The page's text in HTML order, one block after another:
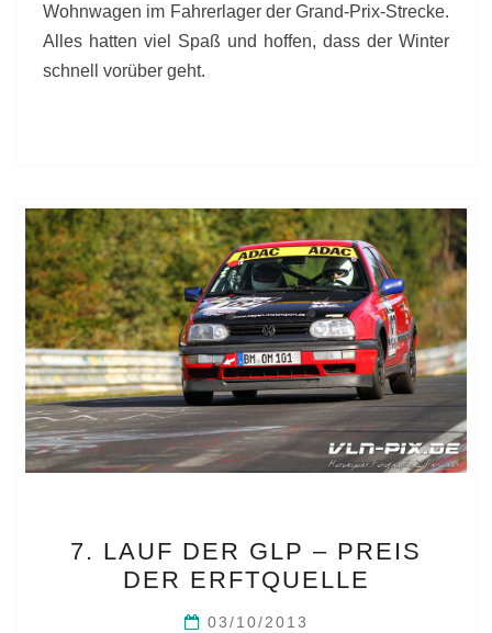
Wohnwagen im Fahrerlager der Grand-Prix-Strecke.
Alles hatten viel Spaß und hoffen, dass der Winter
schnell vorüber geht.
LAUF
DER
GLP
7. LAUF DER GLP – PREIS
DER ERFTQUELLE
03/10/2013